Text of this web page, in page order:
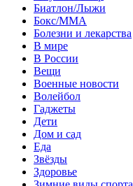
Биатлон/Лыжи
Бокс/MMA
Болезни и лекарства
В мире
В России
Вещи
Военные новости
Волейбол
Гаджеты
Дети
Дом и сад
Еда
Звёзды
Здоровье